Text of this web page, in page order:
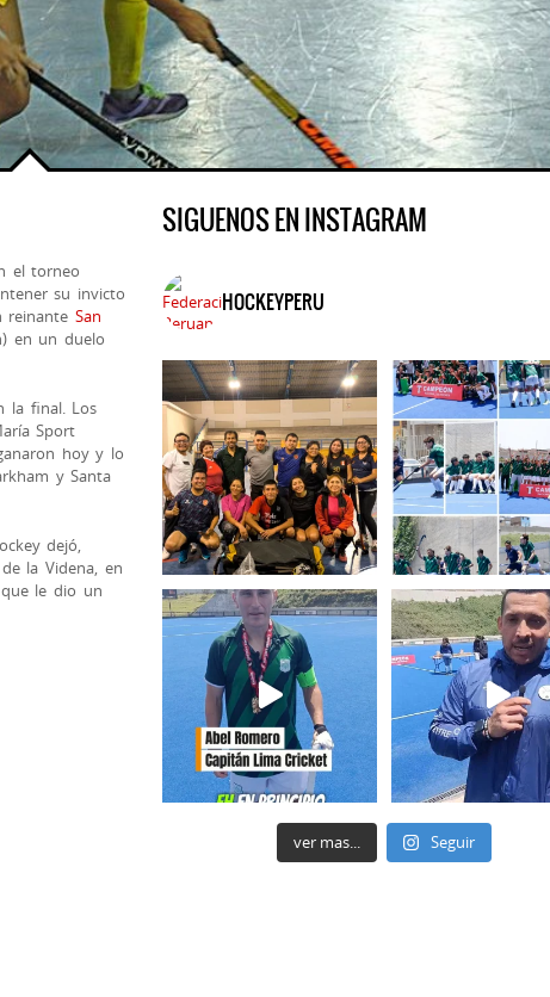
el torneo
su invicto
reinante San
en un duelo
la final. Los
Sport
hoy y lo
y Santa
dejó,
la Videna, en
le dio un
SIGUENOS EN INSTAGRAM
HOCKEYPERU
ver mas... Seguir